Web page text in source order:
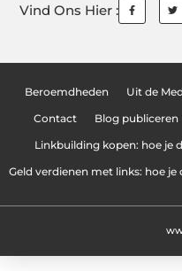
Vind Ons Hier :
Beroemdheden Uit de
Contact Blog publiceren
Linkbuilding kopen: hoe je
Geld verdienen met links: hoe